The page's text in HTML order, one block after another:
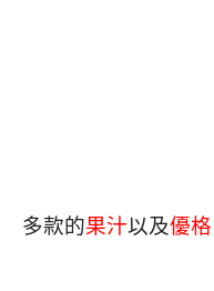
多款的果汁以及優格